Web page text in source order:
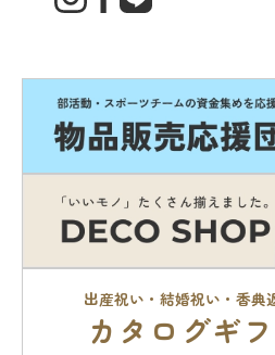
出産祝い・結婚祝い・香典
カタログギ